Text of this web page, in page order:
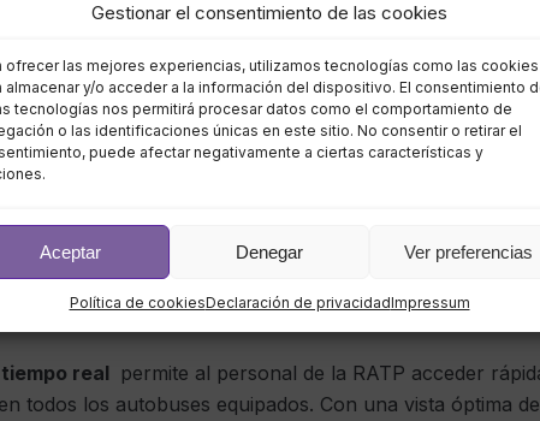
Gestionar el consentimiento de las cookies
ofrecer las mejores experiencias, utilizamos tecnologías como las cookies
almacenar y/o acceder a la información del dispositivo. El consentimiento
tecnologías nos permitirá procesar datos como el comportamiento de
o las identificaciones únicas en este sitio. No consentir o retirar el
puede afectar negativamente a ciertas características y
Aceptar Denegar Ver preferencias
Política de cookiesDeclaración de privacidadImpressum
eficiente para trasladar personas a través de
pasajeros compartan espacios reducidos con
con oportunidades limitadas para alejarse de
de transporte alivie la ansiedad potencial
y propiedades están completamente protegidas
están trabajando activamente para mantener
Como parte de un proyecto piloto que se lleva a
estación St Denis RER y Porte des Lilas en París, las
de video HD de múltiples vistas en vivoa la sede
real permite al personal de la RATP acceder
todos los autobuses equipados. Con una vista óptima